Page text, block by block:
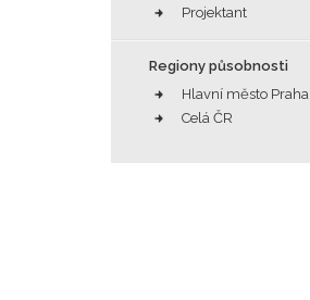
Projektant
Regiony působnosti
Hlavní město Praha
Celá ČR